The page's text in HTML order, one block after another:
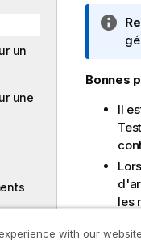
un
une
N
o
e
n
f
o
r
m
a
i
Bonnes
Il
les
with our